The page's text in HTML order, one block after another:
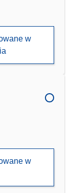
w
w